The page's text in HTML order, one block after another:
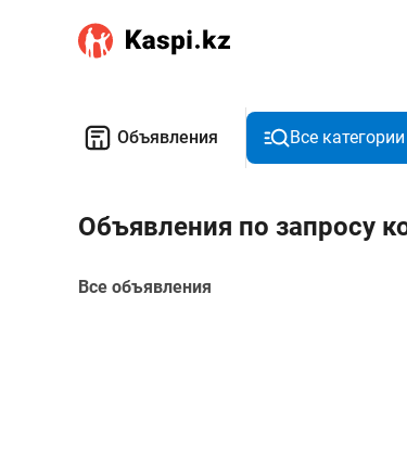
Объявления Все категории
Объявления по запросу
Все объявления